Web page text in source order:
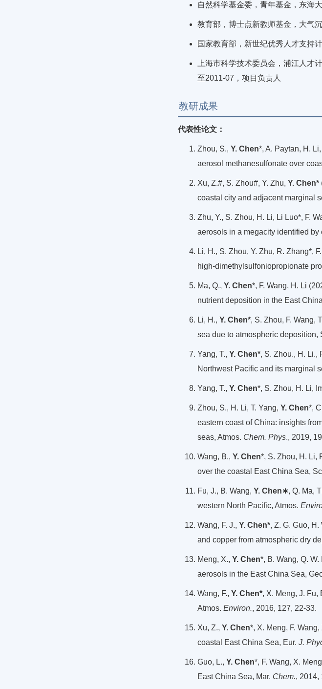
自然科学基金委，青年基金，东海
教育部，博士点新教师基金，大气
国家教育部，新世纪优秀人才支持
上海市科学技术委员会，浦江人才
至2011-07，项目负责人
教研成果
代表性论文：
Zhou, S., Y. Chen*, A. Paytan, H.
aerosol methanesulfonate over
Xu, Z.#, S. Zhou#, Y. Zhu,Y. Chen*
coastal city and adjacent marginal
Zhu, Y., S. Zhou, H. Li, Li Luo*, F.
aerosols in a megacity identified
Li, H., S. Zhou, Y. Zhu, R. Zhang*,
high-dimethylsulfoniopropionate
Ma, Q.,Y. Chen*, F. Wang, H. Li
nutrient deposition in the East
Li, H.,Y. Chen*, S. Zhou, F. Wang,
sea due to atmospheric deposition,
Yang, T.,Y. Chen*, S. Zhou., H. Li.,
Northwest Pacific and its marginal
Yang, T.,Y. Chen*, S. Zhou, H. Li,
Zhou, S., H. Li, T. Yang,Y. Chen*,
eastern coast of China: insights
seas, Atmos. Chem. Phys., 2019,
Wang, B.,Y. Chen*, S. Zhou, H. Li,
over the coastal East China Sea,
Fu, J., B. Wang,Y. Chen∗, Q. Ma,
western North Pacific, Atmos.
Wang, F. J., Y. Chen*, Z. G. Guo,
and copper from atmospheric dry
Meng, X.,Y. Chen*, B. Wang, Q.
aerosols in the East China Sea,
Wang, F.,Y. Chen*, X. Meng, J. Fu,
Atmos. Environ., 2016, 127, 22-33.
Xu, Z., Y. Chen*, X. Meng, F.
coastal East China Sea, Eur.J.
Guo, L.,Y. Chen*, F. Wang, X.
East China Sea, Mar. Chem., 2014,